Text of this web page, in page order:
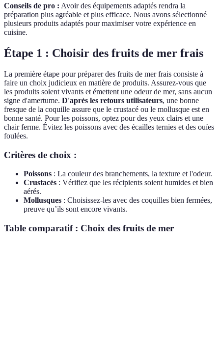
Conseils de pro : Avoir des équipements adaptés rendra la
préparation plus agréable et plus efficace. Nous avons sélectionné
plusieurs produits adaptés pour maximiser votre expérience en
cuisine.
Étape 1 : Choisir des fruits de mer frais
La première étape pour préparer des fruits de mer frais consiste à
faire un choix judicieux en matière de produits. Assurez-vous que
les produits soient vivants et émettent une odeur de mer, sans aucun
signe d'amertume. D'après les retours utilisateurs, une bonne
fresque de la coquille assure que le crustacé ou le mollusque est en
bonne santé. Pour les poissons, optez pour des yeux clairs et une
chair ferme. Évitez les poissons avec des écailles ternies et des ouïes
foulées.
Critères de choix :
Poissons : La couleur des branchements, la texture et l'odeur.
Crustacés : Vérifiez que les récipients soient humides et bien
aérés.
Mollusques : Choisissez-les avec des coquilles bien fermées,
preuve qu’ils sont encore vivants.
Table comparatif : Choix des fruits de mer